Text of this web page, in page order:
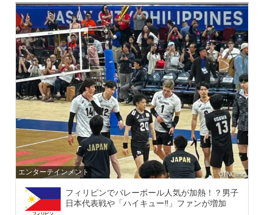
エンターテインメント
フィリピンでバレーボール人気が加熱！？男子
日本代表戦や「ハイキュー‼」ファンが増加